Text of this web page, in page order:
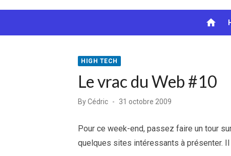
home
HIGH TECH
Le vrac du Web #10
ByCédric
Posted
31 octobre 2009
Pour ce week-end, passez faire un tour
quelques sites intéressants à présenter.